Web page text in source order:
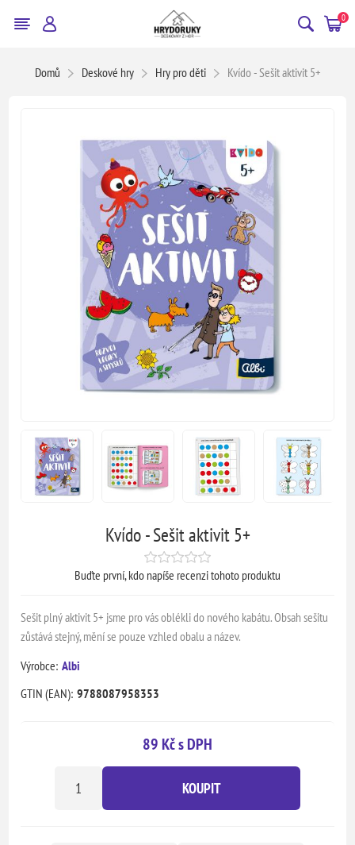
0
Domů Deskové hry Hry pro děti Kvído - Sešit aktivit 5+
Kvído - Sešit aktivit 5+
Buďte první, kdo napíše recenzi tohoto produktu
Sešit plný aktivit 5+ jsme pro vás oblékli do nového kabátu. Obsah sešitu
zůstává stejný, mění se pouze vzhled obalu a název.
Výrobce: Albi
GTIN (EAN): 9788087958353
89 Kč s DPH
KOUPIT